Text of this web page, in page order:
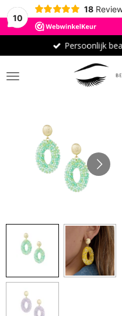
10
18
Persoonlijk